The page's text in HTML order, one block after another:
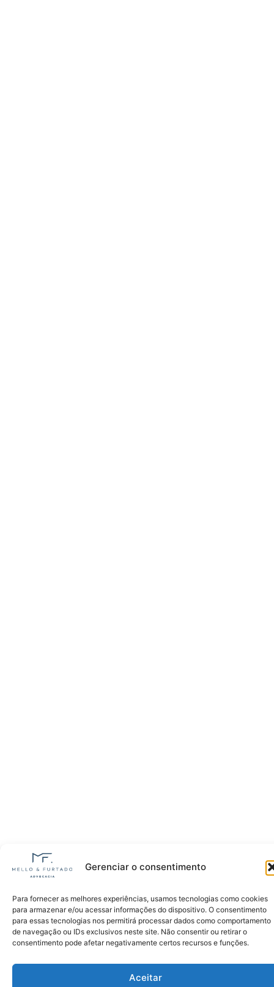
Gerenciar o consentimento
Para fornecer as melhores experiências, usamos tecnologias como cookies
para armazenar e/ou acessar informações do dispositivo. O consentimento
para essas tecnologias nos permitirá processar dados como comportamento
de navegação ou IDs exclusivos neste site. Não consentir ou retirar o
consentimento pode afetar negativamente certos recursos e funções.
Aceitar